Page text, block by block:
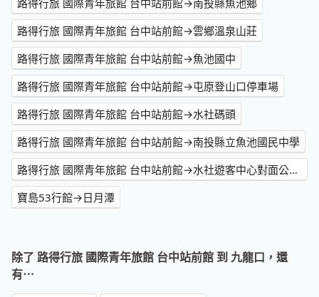
路得行旅 國際青年旅館 台中站前館→南投縣魚池鄉
路得行旅 國際青年旅館 台中站前館→雲鄉溫泉山莊
路得行旅 國際青年旅館 台中站前館→魚池國中
路得行旅 國際青年旅館 台中站前館→屯原登山口停車場
路得行旅 國際青年旅館 台中站前館→水社碼頭
路得行旅 國際青年旅館 台中站前館→南投縣立魚池國民中學
路得行旅 國際青年旅館 台中站前館→水社遊客中心對面公車站
寶島53行館→日月潭
除了 路得行旅 國際青年旅館 台中站前館 到 九龍口，還
有⋯